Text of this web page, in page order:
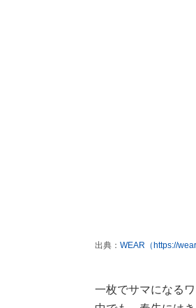
出典： WEAR（https://
一枚でサマになる